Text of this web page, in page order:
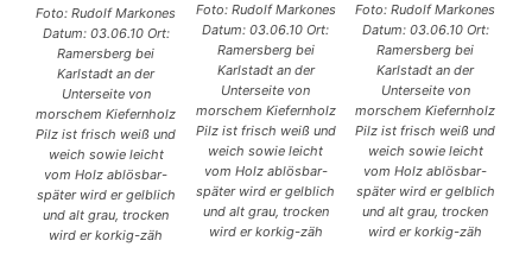
Foto: Rudolf Markones
Datum: 03.06.10 Ort:
Ramersberg bei
Karlstadt an der
Unterseite von
morschem Kiefernholz
Pilz ist frisch weiß und
weich sowie leicht
vom Holz ablösbar-
später wird er gelblich
und alt grau, trocken
wird er korkig-zäh
Foto: Rudolf Markones
Datum: 03.06.10 Ort:
Ramersberg bei
Karlstadt an der
Unterseite von
morschem Kiefernholz
Pilz ist frisch weiß und
weich sowie leicht
vom Holz ablösbar-
später wird er gelblich
und alt grau, trocken
wird er korkig-zäh
Foto: Rudolf Markones
Datum: 03.06.10 Ort:
Ramersberg bei
Karlstadt an der
Unterseite von
morschem Kiefernholz
Pilz ist frisch weiß und
weich sowie leicht
vom Holz ablösbar-
später wird er gelblich
und alt grau, trocken
wird er korkig-zäh